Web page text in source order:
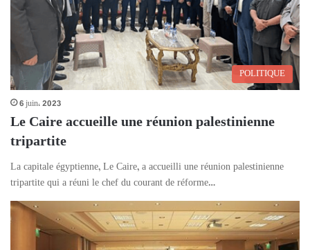
POLITIQUE
6 juin، 2023
Le Caire accueille une réunion palestinienne
tripartite
La capitale égyptienne, Le Caire, a accueilli une réunion palestinienne
tripartite qui a réuni le chef du courant de réforme…